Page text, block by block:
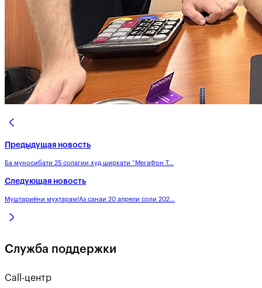
Предыдущая новость
Ба муносибати 25 солагии худ ширкати “МегаФон Т...
Следующая новость
Муштариёни муҳтарам!Аз санаи 20 апрели соли 202...
Служба поддержки
Call-центр